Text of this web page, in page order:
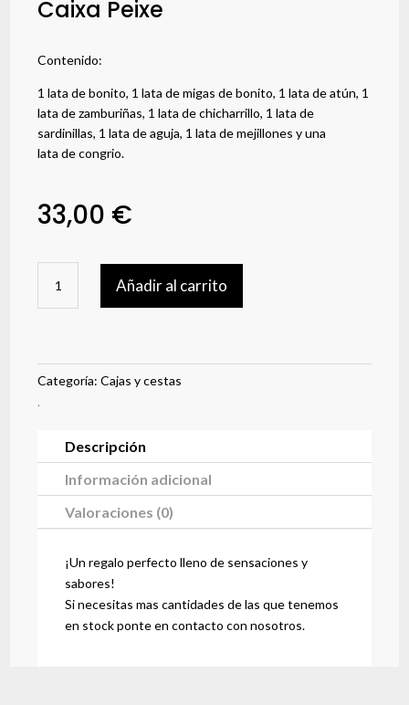
Caixa Peixe
Contenido:
1 lata de bonito, 1 lata de migas de bonito, 1 lata de atún, 1
lata de zamburiñas, 1 lata de chicharrillo, 1 lata de
sardinillas, 1 lata de aguja, 1 lata de mejillones y una
lata de congrio.
33,00 €
Peixe
cantidad
Añadir al carrito
Categoría:Cajas y cestas
.
Descripción
Información adicional
Valoraciones (0)
¡Un regalo perfecto lleno de sensaciones y
sabores!
Si necesitas mas cantidades de las que tenemos
en stock ponte en contacto con nosotros.